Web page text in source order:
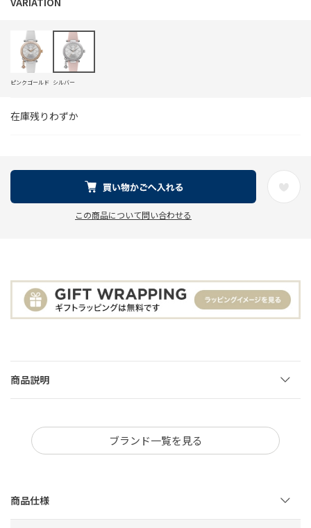
在庫残りわずか
ピンクゴールド シルバー
この商品について問い合わせる
商品説明
ブランド一覧を見る
商品仕様